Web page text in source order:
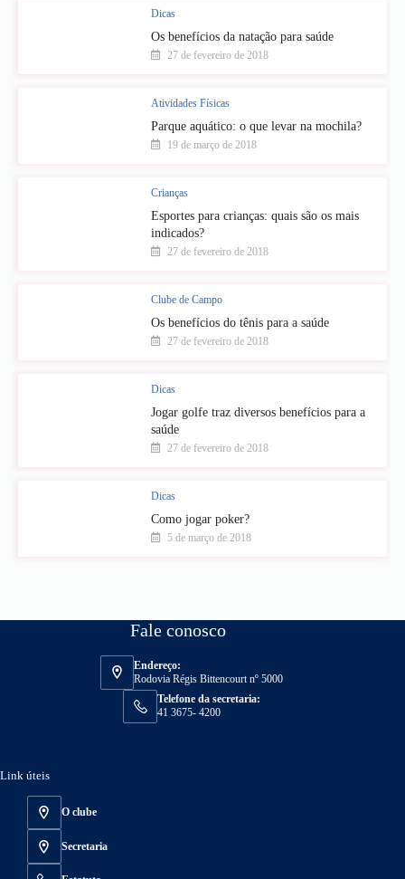
Dicas
Os benefícios da natação para saúde
27 de fevereiro de 2018
Atividades Físicas
Parque aquático: o que levar na mochila?
19 de março de 2018
Crianças
Esportes para crianças: quais são os mais
indicados?
27 de fevereiro de 2018
Clube de Campo
Os benefícios do tênis para a saúde
27 de fevereiro de 2018
Dicas
Jogar golfe traz diversos benefícios para a
saúde
27 de fevereiro de 2018
Dicas
Como jogar poker?
5 de março de 2018
Fale conosco
Endereço:
Rodovia Régis Bittencourt nº 5000
Telefone da secretaria:
41 3675- 4200
Link úteis
O clube
Secretaria